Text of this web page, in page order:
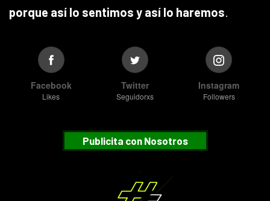
porque así lo sentimos y así lo haremos.
Facebook
Likes
Twitter
Seguidorxs
Instagram
Followers
Publicita con Nosotros